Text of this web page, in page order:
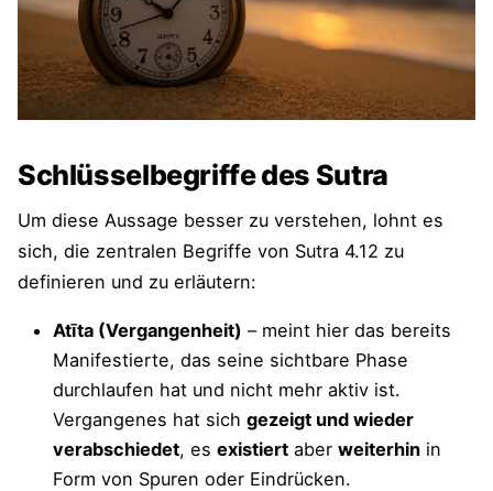
Schlüsselbegriffe des Sutra
Um diese Aussage besser zu verstehen, lohnt es
sich, die zentralen Begriffe von Sutra 4.12 zu
definieren und zu erläutern:
Atīta (Vergangenheit) – meint hier das bereits
Manifestierte, das seine sichtbare Phase
durchlaufen hat und nicht mehr aktiv ist.
Vergangenes hat sich gezeigt und wieder
verabschiedet, es existiert aber weiterhin in
Form von Spuren oder Eindrücken.